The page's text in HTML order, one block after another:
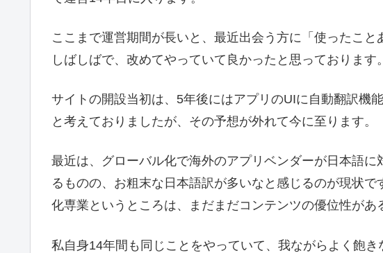
ここまで運営期間が長いと、最近出会う方に「使ったこ
しばしばで、改めてやっていて良かったと思っております。
サイトの開設当初は、5年後にはアプリのUIに自動翻訳機
と考えておりましたが、その予想が外れて今に至ります。
最近は、グローバル化で海外のアプリベンダーが日本語
るものの、お粗末な日本語訳が多いなと感じるのが現状
化専業というところは、まだまだコンテンツの優位性があ
私自身14年間も同じことをやっていて、我ながらよく飽